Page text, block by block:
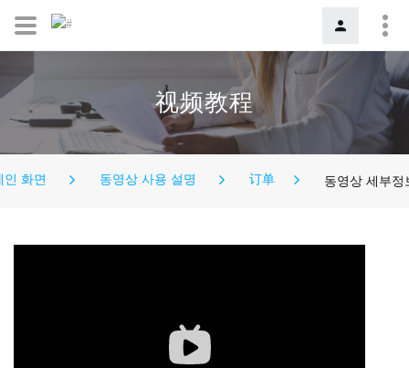
视频教程
인 화면 동영상 사용 설명 订单 동영상 세부정